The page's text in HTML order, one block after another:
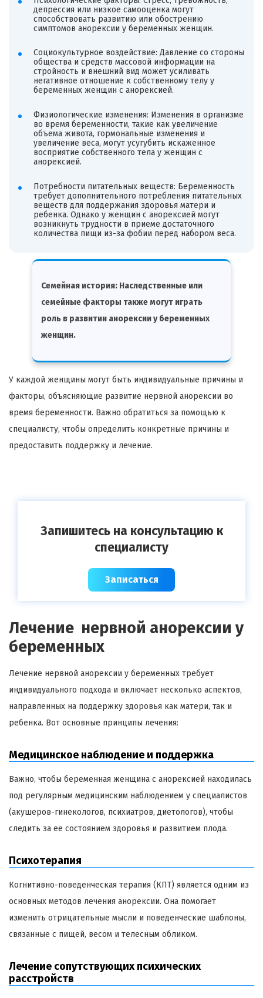
депрессия или низкое самооценка могут
способствовать развитию или обострению
симптомов анорексии у беременных женщин.
Социокультурное воздействие: Давление со стороны
общества и средств массовой информации на
стройность и внешний вид может усиливать
негативное отношение к собственному телу у
беременных женщин с анорексией.
Физиологические изменения: Изменения в организме
во время беременности, такие как увеличение
объема живота, гормональные изменения и
увеличение веса, могут усугубить искаженное
восприятие собственного тела у женщин с
анорексией.
Потребности питательных веществ: Беременность
требует дополнительного потребления питательных
веществ для поддержания здоровья матери и
ребенка. Однако у женщин с анорексией могут
возникнуть трудности в приеме достаточного
количества пищи из-за фобии перед набором веса.
Семейная история: Наследственные или
семейные факторы также могут играть
роль в развитии анорексии у беременных
женщин.
У каждой женщины могут быть индивидуальные причины и
факторы, объясняющие развитие нервной анорексии во
время беременности. Важно обратиться за помощью к
специалисту, чтобы определить конкретные причины и
предоставить поддержку и лечение.
Запишитесь на консультацию к
специалисту
Записаться
Лечение нервной анорексии у
беременных
Лечение нервной анорексии у беременных требует
индивидуального подхода и включает несколько аспектов,
направленных на поддержку здоровья как матери, так и
ребенка. Вот основные принципы лечения:
Медицинское наблюдение и поддержка
Важно, чтобы беременная женщина с анорексией находилась
под регулярным медицинским наблюдением у специалистов
(акушеров-гинекологов, психиатров, диетологов), чтобы
следить за ее состоянием здоровья и развитием плода.
Психотерапия
Когнитивно-поведенческая терапия (КПТ) является одним из
основных методов лечения анорексии. Она помогает
изменить отрицательные мысли и поведенческие шаблоны,
связанные с пищей, весом и телесным обликом.
Лечение сопутствующих психических
расстройств